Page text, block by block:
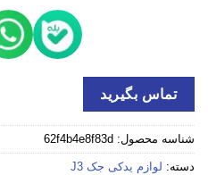
تماس بگیرید
شناسه محصول: 62f4b4e8f83d
دسته: لوازم یدکی جک J3